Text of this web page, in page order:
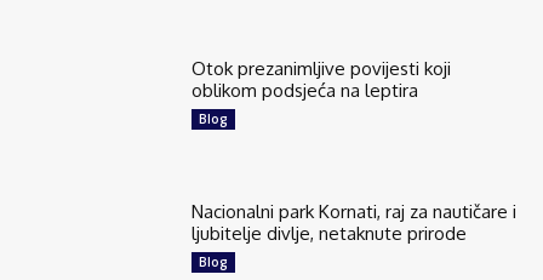
Otok prezanimljive povijesti koji
oblikom podsjeća na leptira
Blog
Nacionalni park Kornati, raj za nautičare i
ljubitelje divlje, netaknute prirode
Blog